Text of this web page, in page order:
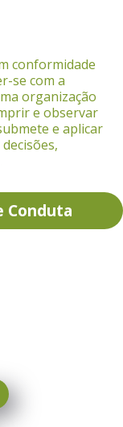
conformidade
se com a
organização
e observar
e aplicar
Conduta